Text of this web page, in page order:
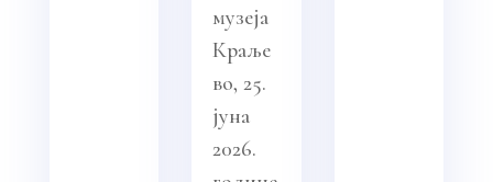
музеја
Краље
во, 25.
јуна
2026.